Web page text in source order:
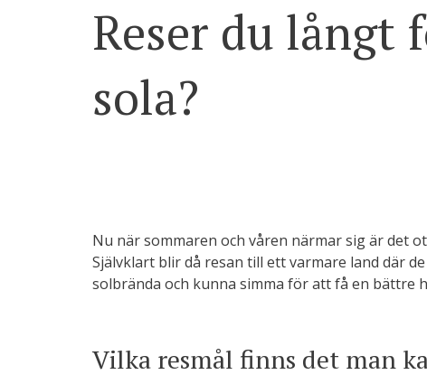
Reser du långt
sola?
Nu när sommaren och våren närmar sig är det
Självklart blir då resan till ett varmare land där
solbrända och kunna simma för att få en bättre
Vilka resmål finns det man